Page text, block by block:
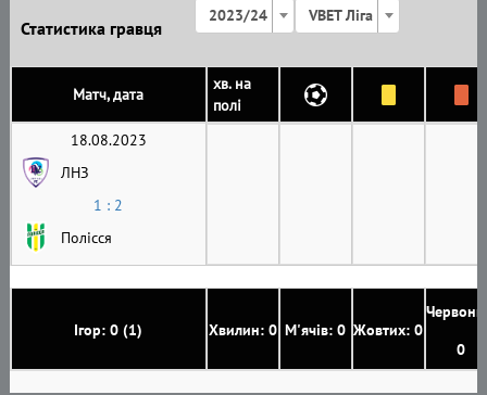
Статистика гравця
2023/24 VBET Ліга
Матч, дата
хв. на
полі
Ігор: 0 (1) Хвилин: 0 М'ячів: 0 Жовтих: 0
0
18.08.2023
ЛНЗ
1 : 2
Полісся